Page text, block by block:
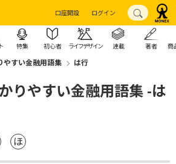
口座開設 ログイン
特集 初心者 ライフデザイン 連載 著者 商
やすい金融用語集 は行
りやすい金融用語集 -は
ほ